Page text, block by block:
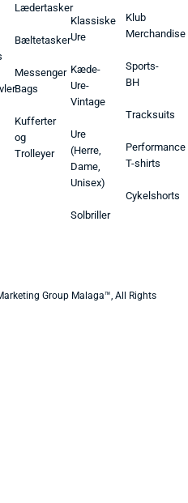
Lædertasker
Bæltetasker
Messenger
Bags
Kufferter
og
Trolleyer
Klassiske
Ure
Kæde-
Ure-
Vintage
Ure
(Herre,
Dame,
Unisex)
Solbriller
Klub
Merchandise
Sports-
BH
Tracksuits
Performance
T-shirts
Cykelshorts
Group Malaga™, All Rights